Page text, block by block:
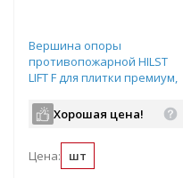
Вершина опоры
противопожарной HILST
LIFT F для плитки премиум,
Хорошая цена!
Цена: шт